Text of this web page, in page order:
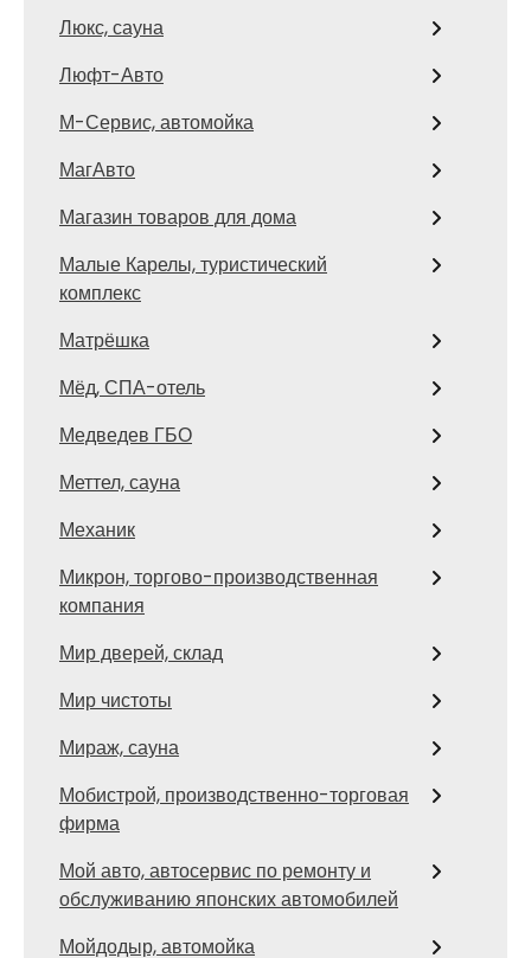
Люкс, сауна
Люфт-Авто
М-Сервис, автомойка
МагАвто
Магазин товаров для дома
Малые Карелы, туристический
комплекс
Матрёшка
Мёд, СПА-отель
Медведев ГБО
Меттел, сауна
Механик
Микрон, торгово-производственная
компания
Мир дверей, склад
Мир чистоты
Мираж, сауна
Мобистрой, производственно-торговая
фирма
Мой авто, автосервис по ремонту и
обслуживанию японских автомобилей
Мойдодыр, автомойка